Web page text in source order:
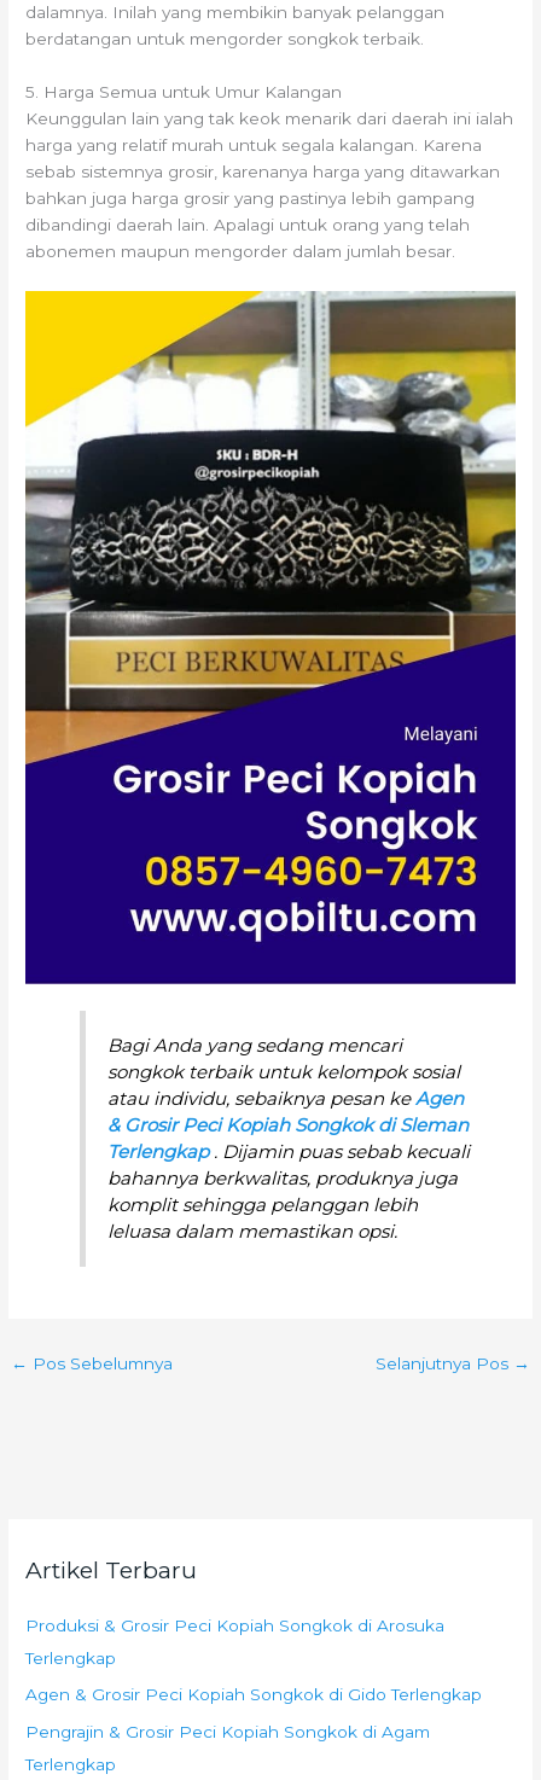
dalamnya. Inilah yang membikin banyak pelanggan
berdatangan untuk mengorder songkok terbaik.
5. Harga Semua untuk Umur Kalangan
Keunggulan lain yang tak keok menarik dari daerah ini ialah
harga yang relatif murah untuk segala kalangan. Karena
sebab sistemnya grosir, karenanya harga yang ditawarkan
bahkan juga harga grosir yang pastinya lebih gampang
dibandingi daerah lain. Apalagi untuk orang yang telah
abonemen maupun mengorder dalam jumlah besar.
Bagi Anda yang sedang mencari
songkok terbaik untuk kelompok sosial
atau individu, sebaiknya pesan keAgen
& Grosir Peci Kopiah Songkok di Sleman
Terlengkap. Dijamin puas sebab kecuali
bahannya berkwalitas, produknya juga
komplit sehingga pelanggan lebih
leluasa dalam memastikan opsi.
← Pos Sebelumnya Selanjutnya Pos →
Artikel Terbaru
Produksi & Grosir Peci Kopiah Songkok di Arosuka
Terlengkap
Agen & Grosir Peci Kopiah Songkok di Gido Terlengkap
Pengrajin & Grosir Peci Kopiah Songkok di Agam
Terlengkap